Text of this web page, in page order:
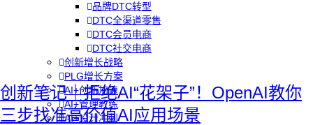
品牌DTC转型
DTC全渠道零售
DTC会员电商
DTC社交电商
创新增长战略
PLG增长方案
AI+创新加速
AI+管理教练
AI+设计冲刺
创新笔记｜拒绝AI“花架子”！OpenAI教你
三步找准高价值AI应用场景